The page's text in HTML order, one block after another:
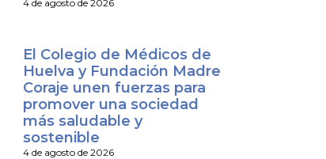
4 de agosto de 2026
El Colegio de Médicos de
Huelva y Fundación Madre
Coraje unen fuerzas para
promover una sociedad
más saludable y
sostenible
4 de agosto de 2026